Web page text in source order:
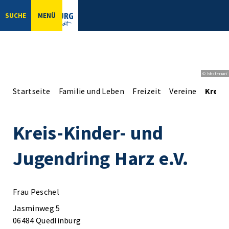
SUCHE MENÜ
© bbsferrari
Startseite Familie und Leben Freizeit Vereine
Kreis-Kinder- und
Jugendring Harz e.V.
Frau Peschel
Jasminweg 5
06484 Quedlinburg